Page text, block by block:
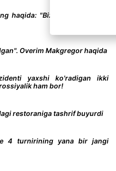
haqida: "Bizda ikkita variant
Overim Makgregor haqida
yaxshi ko'radigan ikki
ham bor!
restoraniga tashrif buyurdi
4 turnirining yana bir jangi